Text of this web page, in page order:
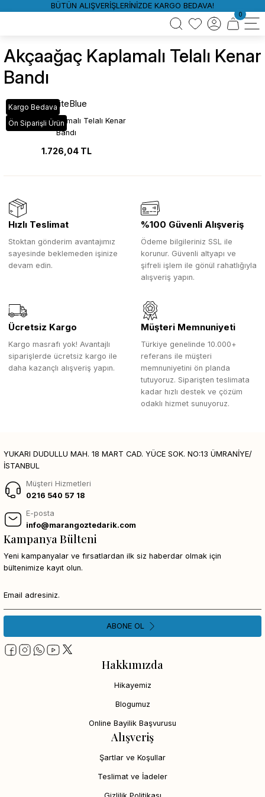
BÜTÜN ALIŞVERİŞLERİNİZDE KARGO BEDAVA!
0
Akçaağaç Kaplamalı Telalı Kenar
Bandı
Kargo Bedava
Ön Siparişli Ürün
WhiteBlue
Akçaağaç Kaplamalı Telalı Kenar
Bandı
1.726,04 TL
Hızlı Teslimat
Stoktan gönderim avantajımız
sayesinde beklemeden işinize
devam edin.
%100 Güvenli Alışveriş
Ödeme bilgileriniz SSL ile
korunur. Güvenli altyapı ve
şifreli işlem ile gönül rahatlığıyla
alışveriş yapın.
Ücretsiz Kargo
Kargo masrafı yok! Avantajlı
siparişlerde ücretsiz kargo ile
daha kazançlı alışveriş yapın.
Müşteri Memnuniyeti
Türkiye genelinde 10.000+
referans ile müşteri
memnuniyetini ön planda
tutuyoruz. Siparişten teslimata
kadar hızlı destek ve çözüm
odaklı hizmet sunuyoruz.
YUKARI DUDULLU MAH. 18 MART CAD. YÜCE SOK. NO:13 ÜMRANİYE/
İSTANBUL
Müşteri Hizmetleri
0216 540 57 18
E-posta
info@marangoztedarik.com
Hakkımızda
Hikayemiz
Blogumuz
Online Bayilik Başvurusu
Alışveriş
Şartlar ve Koşullar
Teslimat ve İadeler
Kampanya Bülteni
Yeni kampanyalar ve fırsatlardan ilk siz haberdar olmak için
bültenimize kayıt olun.
ABONE OL